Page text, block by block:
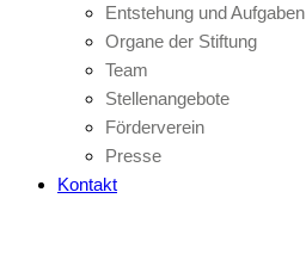
Entstehung und Aufgaben
Organe der Stiftung
Team
Stellenangebote
Förderverein
Presse
Kontakt